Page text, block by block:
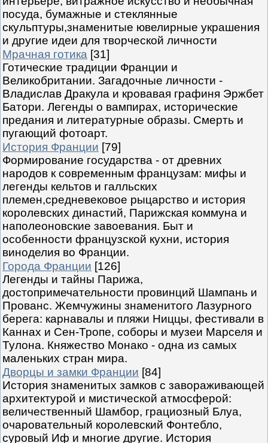
посуда, бумажные и стеклянные
скульптуры,знаменитые ювелирные украшения
и другие идеи для творческой личности
Мрачная готика [31]
Готические традиции Франции и
Великобритании. Загадочные личности -
Владислав Дракула и кровавая графиня Эржбет
Батори. Легенды о вампирах, исторические
предания и литературные образы. Смерть и
пугающий фотоарт.
История Франции [79]
Формирование государства - от древних
народов к современным французам: мифы и
легенды кельтов и галльских
племен,средневековое рыцарство и история
королевских династий, Парижская коммуна и
наполеоновские завоевания. Быт и
особенности французской кухни, история
виноделия во Франции.
Города Франции [126]
Легенды и тайны Парижа,
достопримечательности провинций Шампань и
Прованс. Жемчужины знаменитого Лазурного
берега: карнавалы и пляжи Ниццы, фестивали в
Каннах и Сен-Тропе, соборы и музеи Марселя и
Тулона. Княжество Монако - одна из самых
маленьких стран мира.
Дворцы и замки Франции [84]
История знаменитых замков с завораживающей
архитектурой и мистической атмосферой:
величественный Шамбор, грациозный Блуа,
очаровательный королевский Фонтебло,
суровый Иф и многие другие. История